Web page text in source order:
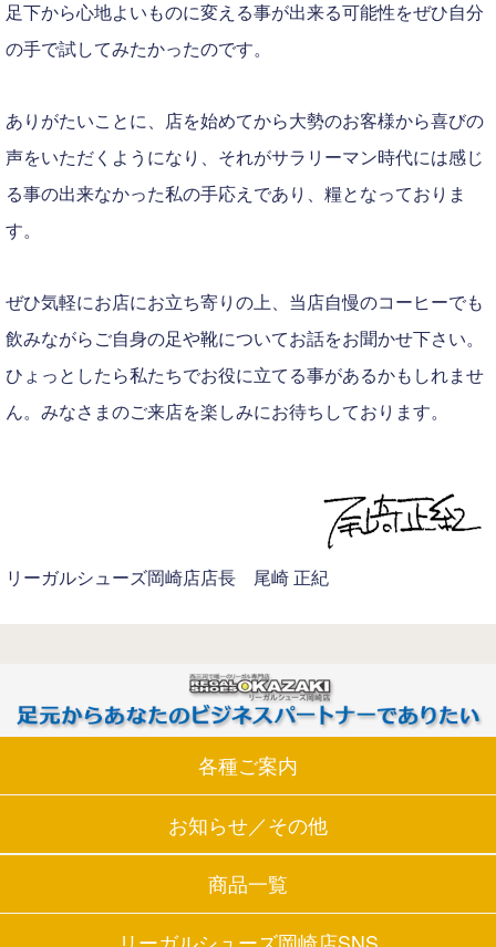
足下から心地よいものに変える事が出来る可能性をぜひ自分
の手で試してみたかったのです。
ありがたいことに、店を始めてから大勢のお客様から喜びの
声をいただくようになり、それがサラリーマン時代には感じ
る事の出来なかった私の手応えであり、糧となっておりま
す。
ぜひ気軽にお店にお立ち寄りの上、当店自慢のコーヒーでも
飲みながらご自身の足や靴についてお話をお聞かせ下さい。
ひょっとしたら私たちでお役に立てる事があるかもしれませ
ん。みなさまのご来店を楽しみにお待ちしております。
リーガルシューズ岡崎店店長 尾崎 正紀
各種ご案内
お知らせ／その他
商品一覧